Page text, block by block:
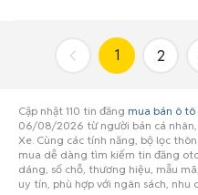
1 2
Cập nhật 110 tin đăng mua bán ô tô
06/08/2026 từ người bán cá
Xe. Cùng các tính năng, bộ lọc
mua dễ dàng tìm kiếm tin đăng
dáng, số chỗ, thương hiệu, mẫu
uy tín, phù hợp với ngân sách, nhu